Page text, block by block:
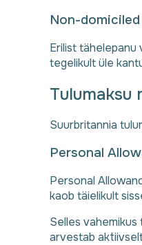
Non-
Erilist tähelepanu
tegelikult üle
Tulumaksu
Suurbritannia
Personal
Personal
kaob täielikult
Selles vahemikus
arvestab